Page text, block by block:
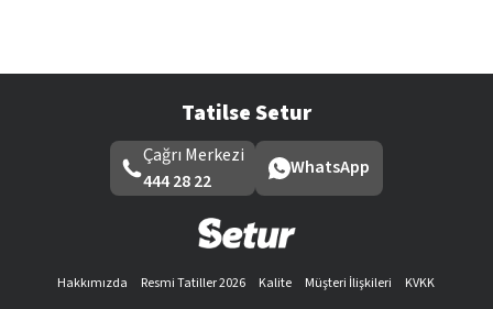
Tatilse Setur
Çağrı Merkezi
444 28 22
WhatsApp
Hakkımızda Resmi Tatiller 2026 Kalite Müşteri İlişkileri
KVKK